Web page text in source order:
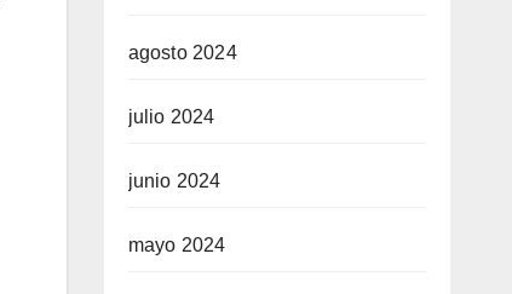
agosto 2024
julio 2024
junio 2024
mayo 2024